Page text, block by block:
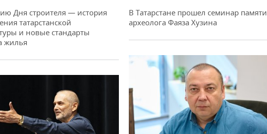
Дня строителя — история
татарстанской
и новые стандарты
жилья
В Татарстане прошел семинар памяти
археолога Фаяза Хузина